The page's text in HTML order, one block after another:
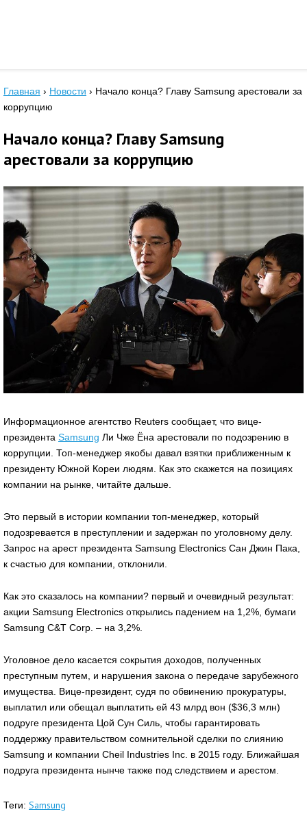
Главная › Новости › Начало конца? Главу Samsung арестовали за
коррупцию
Начало конца? Главу Samsung
арестовали за коррупцию
Информационное агентство Reuters сообщает, что вице-
президента Samsung Ли Чже Ёна арестовали по подозрению в
коррупции. Топ-менеджер якобы давал взятки приближенным к
президенту Южной Кореи людям. Как это скажется на позициях
компании на рынке, читайте дальше.
Это первый в истории компании топ-менеджер, который
подозревается в преступлении и задержан по уголовному делу.
Запрос на арест президента Samsung Electronics Сан Джин Пака,
к счастью для компании, отклонили.
Как это сказалось на компании? первый и очевидный результат:
акции Samsung Electronics открылись падением на 1,2%, бумаги
Samsung C&T Corp. – на 3,2%.
Уголовное дело касается сокрытия доходов, полученных
преступным путем, и нарушения закона о передаче зарубежного
имущества. Вице-президент, судя по обвинению прокуратуры,
выплатил или обещал выплатить ей 43 млрд вон ($36,3 млн)
подруге президента Цой Сун Силь, чтобы гарантировать
поддержку правительством сомнительной сделки по слиянию
Samsung и компании Cheil Industries Inc. в 2015 году. Ближайшая
подруга президента нынче также под следствием и арестом.
Теги: Samsung